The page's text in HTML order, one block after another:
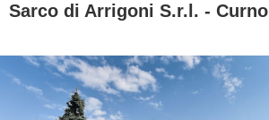
Sarco di Arrigoni S.r.l. - Curno